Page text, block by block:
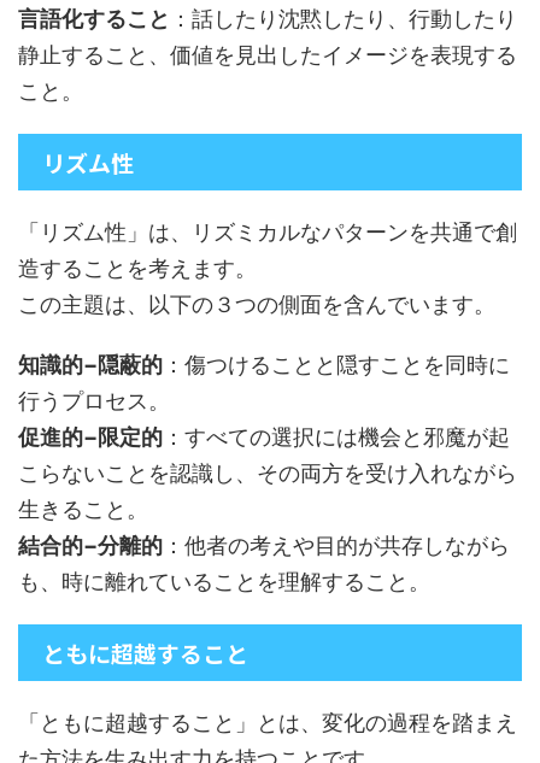
言語化すること ：話したり沈黙したり、行動したり
静止すること、価値を見出したイメージを表現する
こと。
リズム性
「リズム性」は、リズミカルなパターンを共通で創
造することを考えます。
この主題は、以下の３つの側面を含んでいます。
知識的−隠蔽的 ：傷つけることと隠すことを同時に
行うプロセス。
促進的−限定的 ：すべての選択には機会と邪魔が起
こらないことを認識し、その両方を受け入れながら
生きること。
結合的−分離的 ：他者の考えや目的が共存しながら
も、時に離れていることを理解すること。
ともに超越すること
「ともに超越すること」とは、変化の過程を踏まえ